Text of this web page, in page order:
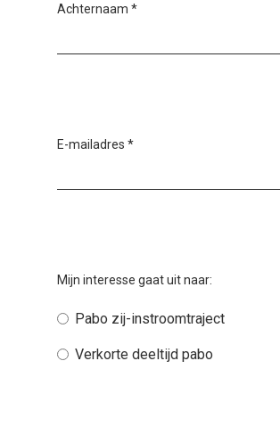
Achternaam *
E-mailadres *
Mijn interesse gaat uit naar:
Pabo zij-instroomtraject
Verkorte deeltijd pabo